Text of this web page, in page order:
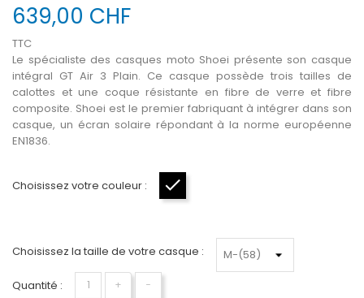
639,00 CHF
TTC
Le spécialiste des casques moto Shoei présente son casque
intégral GT Air 3 Plain. Ce casque possède trois tailles de
calottes et une coque résistante en fibre de verre et fibre
composite. Shoei est le premier fabriquant à intégrer dans son
casque, un écran solaire répondant à la norme européenne
EN1836.
Choisissez votre couleur :
Choisissez la taille de votre casque :
Quantité : + −